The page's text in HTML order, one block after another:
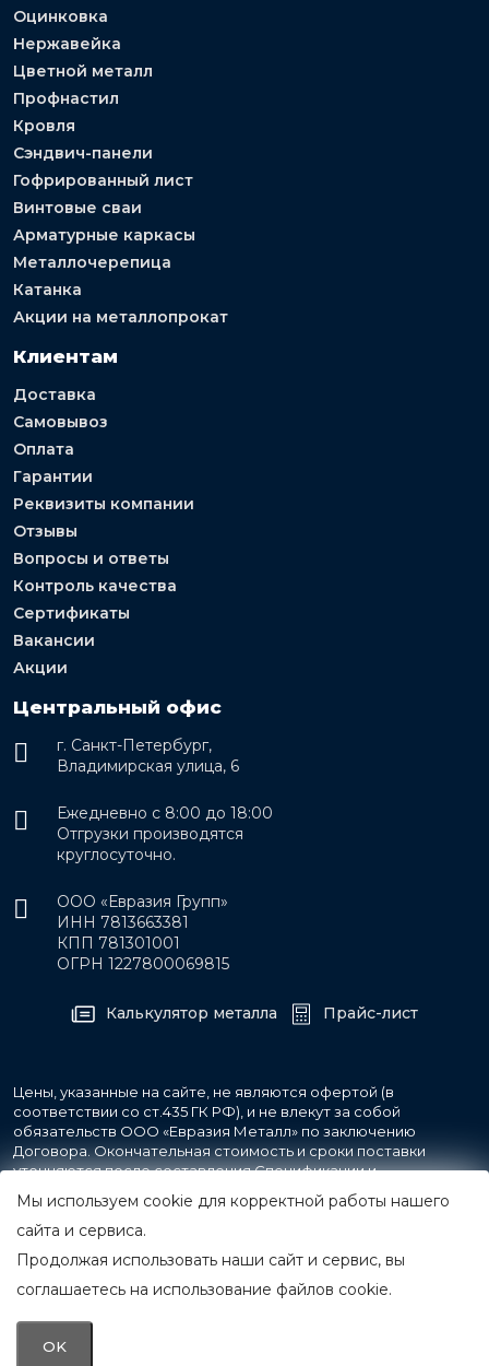
Оцинковка
Нержавейка
Цветной металл
Профнастил
Кровля
Сэндвич-панели
Гофрированный лист
Винтовые сваи
Арматурные каркасы
Металлочерепица
Катанка
Акции на металлопрокат
Клиентам
Доставка
Самовывоз
Оплата
Гарантии
Реквизиты компании
Отзывы
Вопросы и ответы
Контроль качества
Сертификаты
Вакансии
Акции
Центральный офис
г. Санкт-Петербург,
Владимирская улица, 6
Ежедневно с 8:00 до 18:00
Отгрузки производятся
круглосуточно.
ООО «Евразия Групп»
ИНН 7813663381
КПП 781301001
ОГРН 1227800069815
Калькулятор металла Прайс-лист
Цены, указанные на сайте, не являются офертой (в
соответствии со ст.435 ГК РФ), и не влекут за собой
обязательств ООО «Евразия Металл» по заключению
Договора. Окончательная стоимость и сроки поставки
уточняются после составления Спецификации и
фиксируются в Счете на оплату, а также Спецификации на
поставку товара.
© 2007-2026 Все права защищены.
ООО «Евразия Металл»
Мы используем cookie для корректной работы нашего
сайта и сервиса.
Продолжая использовать наши сайт и сервис, вы
соглашаетесь на использование файлов cookie.
OK